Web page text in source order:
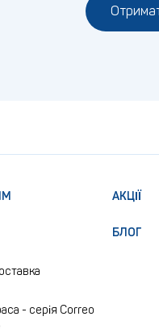
- серія Correo
АКЦІЇ
БЛОГ